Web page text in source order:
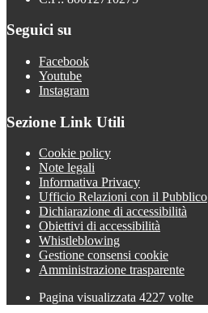
Seguici su
Facebook
Youtube
Instagram
Sezione Link Utili
Cookie policy
Note legali
Informativa Privacy
Ufficio Relazioni con il Pubblico
Dichiarazione di accessibilità
Obiettivi di accessibilità
Whistleblowing
Gestione consensi cookie
Amministrazione trasparente
Pagina visualizzata 4227 volte